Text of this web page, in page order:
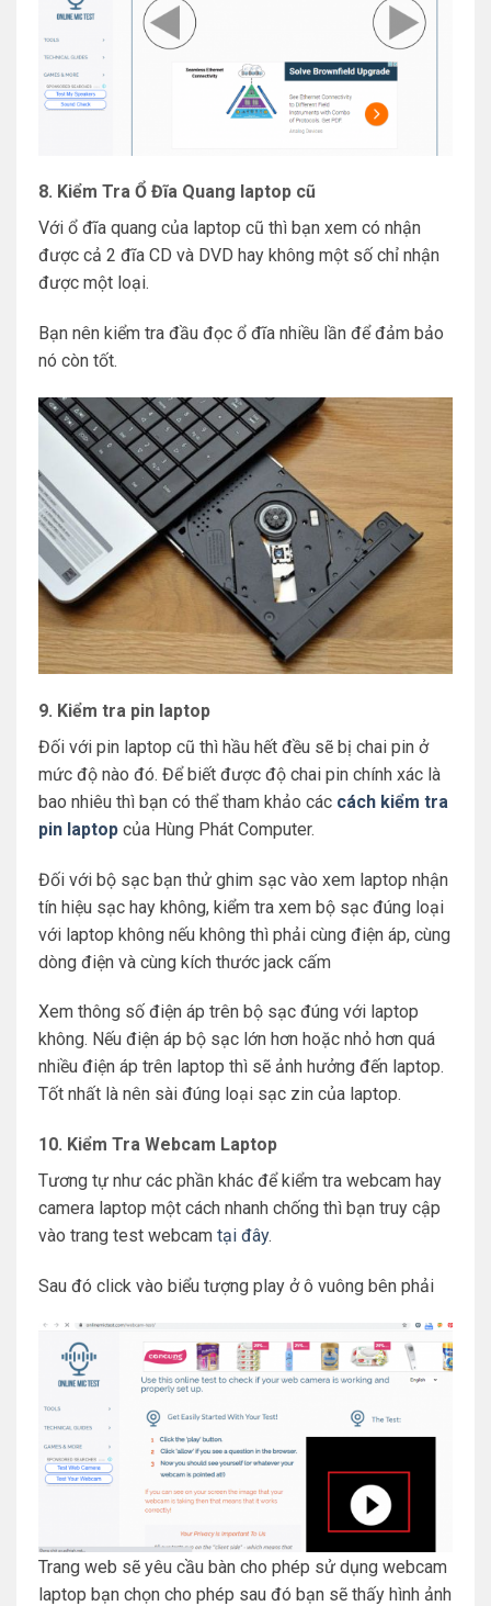
8. Kiểm Tra Ổ Đĩa Quang laptop cũ
Với ổ đĩa quang của laptop cũ thì bạn xem có nhận
được cả 2 đĩa CD và DVD hay không một số chỉ nhận
được một loại.
Bạn nên kiểm tra đầu đọc ổ đĩa nhiều lần để đảm bảo
nó còn tốt.
9. Kiểm tra pin laptop
Đối với pin laptop cũ thì hầu hết đều sẽ bị chai pin ở
mức độ nào đó. Để biết được độ chai pin chính xác là
bao nhiêu thì bạn có thể tham khảo các cách kiểm tra
pin laptop của Hùng Phát Computer.
Đối với bộ sạc bạn thử ghim sạc vào xem laptop nhận
tín hiệu sạc hay không, kiểm tra xem bộ sạc đúng loại
với laptop không nếu không thì phải cùng điện áp, cùng
dòng điện và cùng kích thước jack cấm
Xem thông số điện áp trên bộ sạc đúng với laptop
không. Nếu điện áp bộ sạc lớn hơn hoặc nhỏ hơn quá
nhiều điện áp trên laptop thì sẽ ảnh hưởng đến laptop.
Tốt nhất là nên sài đúng loại sạc zin của laptop.
10. Kiểm Tra Webcam Laptop
Tương tự như các phần khác để kiểm tra webcam hay
camera laptop một cách nhanh chống thì bạn truy cập
vào trang test webcam tại đây.
Sau đó click vào biểu tượng play ở ô vuông bên phải
Trang web sẽ yêu cầu bàn cho phép sử dụng webcam
laptop bạn chọn cho phép sau đó bạn sẽ thấy hình ảnh